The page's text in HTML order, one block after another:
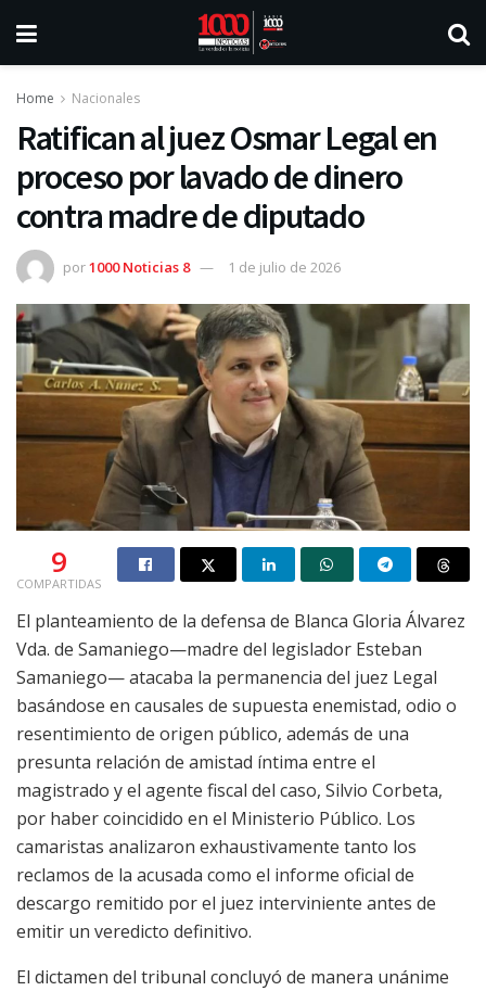
Home Nacionales
Ratifican al juez Osmar Legal en
proceso por lavado de dinero
contra madre de diputado
por1000 Noticias 8 1 de julio de 2026
9
COMPARTIDAS
El planteamiento de la defensa de Blanca Gloria Álvarez
Vda. de Samaniego—madre del legislador Esteban
Samaniego— atacaba la permanencia del juez Legal
basándose en causales de supuesta enemistad, odio o
resentimiento de origen público, además de una
presunta relación de amistad íntima entre el
magistrado y el agente fiscal del caso, Silvio Corbeta,
por haber coincidido en el Ministerio Público. Los
camaristas analizaron exhaustivamente tanto los
reclamos de la acusada como el informe oficial de
descargo remitido por el juez interviniente antes de
emitir un veredicto definitivo.
El dictamen del tribunal concluyó de manera unánime